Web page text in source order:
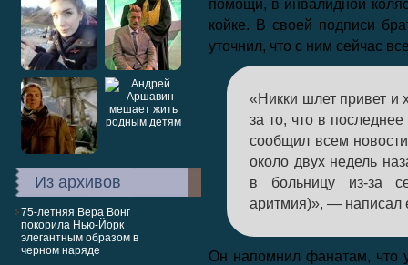
Из архивов
75-летняя Вера Вонг
покорила Нью-Йорк
элегантным образом в
черном наряде
помощи, в инвалидной
койке. В своей подписи
уточнил, что с ним сейчас
«Никки шлет привет и
за то, что в
сообщил всем
около двух недель
в больницу из-за
аритмия)», — написал
Он напомнил фанатам, что